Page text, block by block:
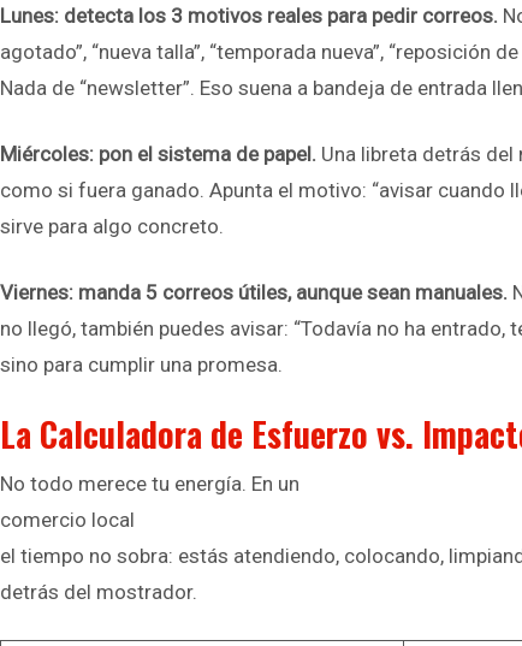
Lunes: detecta los 3 motivos reales para pedir correos.
agotado”, “nueva talla”, “temporada nueva”,
Nada de “newsletter”. Eso suena a bandeja de entrada
Miércoles: pon el sistema de papel. Una libreta detrás
como si fuera ganado. Apunta el motivo: “avisar cuando
sirve para algo concreto.
Viernes: manda 5 correos útiles, aunque sean manuales.
no llegó, también puedes avisar: “Todavía no ha
sino para cumplir una promesa.
La Calculadora de Esfuerzo vs.
No todo merece tu energía. En un
comercio local
el tiempo no sobra: estás atendiendo, colocando,
detrás del mostrador.